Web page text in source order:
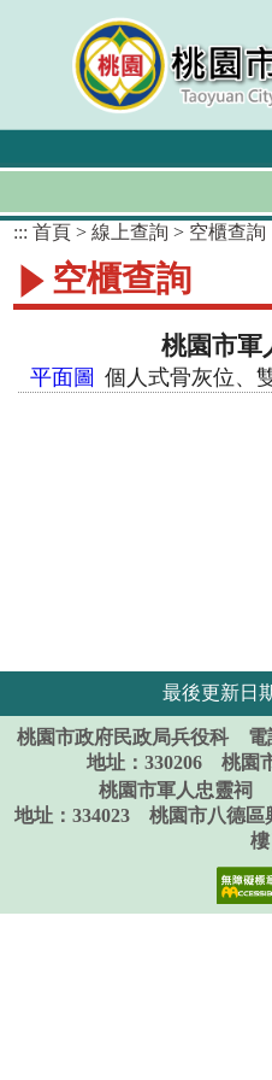
跳到主要內容區塊
::: 首頁 >線上查詢 > 空櫃查詢
空櫃查詢
桃園市軍
平面圖 個人式骨灰位
最後更新日
桃園市政府民政局兵役科
電
地址：330206 桃園
桃園市軍人忠靈祠
地址：334023 桃園市八德區
樓